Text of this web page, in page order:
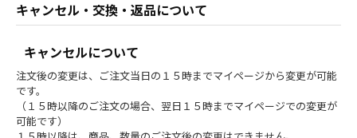
キャンセル・交換・返品について
キャンセルについて
注文後の変更は、ご注文当日の１５時までマイページから変更が可能
です。
（１５時以降のご注文の場合、翌日１５時までマイページでの変更が
可能です）